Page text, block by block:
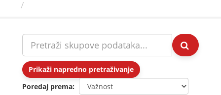
Prikaži napredno pretraživanje
Poredaj prema